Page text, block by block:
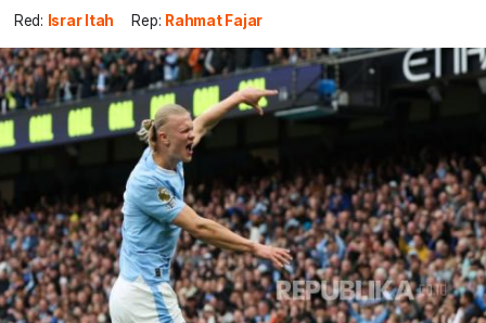
Red: Israr Itah Rep: Rahmat Fajar